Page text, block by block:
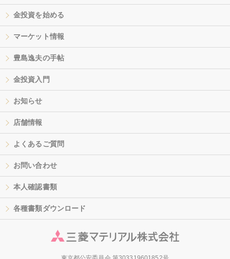
金投資を始める
マーケット情報
豊島逸夫の手帖
金投資入門
お知らせ
店舗情報
よくあるご質問
お問い合わせ
本人確認書類
各種書類ダウンロード